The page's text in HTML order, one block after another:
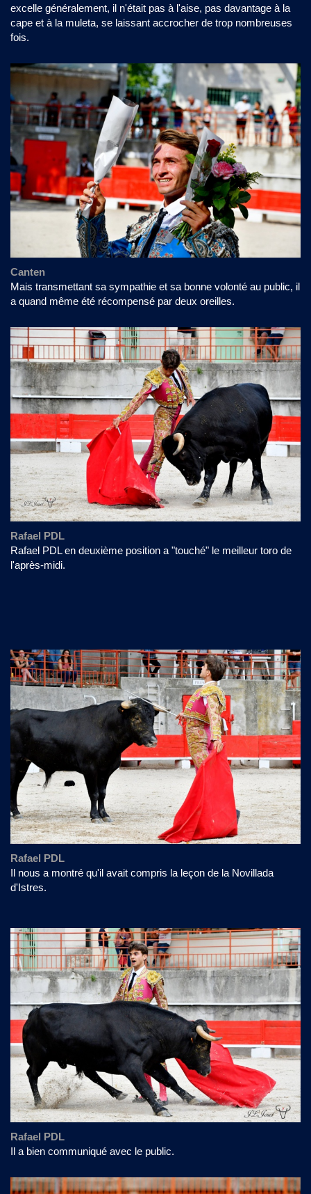
excelle généralement, il n'était pas à l'aise, pas davantage à la
cape et à la muleta, se laissant accrocher de trop nombreuses
fois.
Canten
Mais transmettant sa sympathie et sa bonne volonté au public, il
a quand même été récompensé par deux oreilles.
Rafael PDL
Rafael PDL en deuxième position a "touché" le meilleur toro de
l'après-midi.
Rafael PDL
Il nous a montré qu'il avait compris la leçon de la Novillada
d'Istres.
Rafael PDL
Il a bien communiqué avec le public.